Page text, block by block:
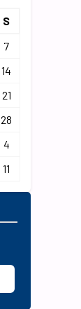
S
7
14
21
28
4
11